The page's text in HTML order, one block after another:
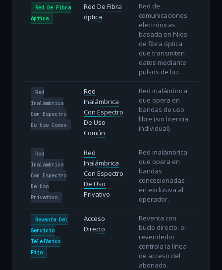
Red De Fibra
óptica
Red De Fibra
óptica
Red de
comunicaciones
electrónicas
basada en hilos
de fibra óptica
que transmiten
datos mediante
pulsos de luz.
Red
Inalámbrica
Con Espectro
De Uso Común
Red
Inalámbrica
Con Espectro
De Uso
Común
Red inalámbrica
que opera en
bandas de uso
libre (sin licencia
individual).
Red
Inalámbrica
Con Espectro
De Uso
Privativo
Red
Inalámbrica
Con Espectro
De Uso
Privativo
Red inalámbrica
que opera en
bandas
concesionadas
en exclusiva al
operador.
Reventa Del
Servicio
Telefónico
Fijo
Acceso
Directo
Reventa con
bucle directo: el
revendedor
controla la línea
de acceso del
abonado.